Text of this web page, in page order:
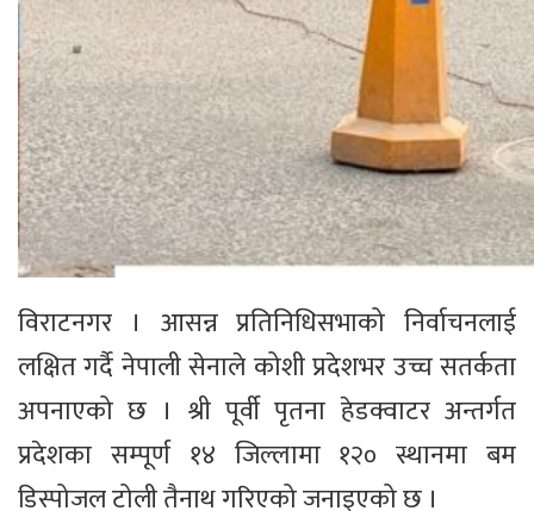
विराटनगर । आसन्न प्रतिनिधिसभाको निर्वाचनलाई
लक्षित गर्दै नेपाली सेनाले कोशी प्रदेशभर उच्च सतर्कता
अपनाएको छ । श्री पूर्वी पृतना हेडक्वाटर अन्तर्गत
प्रदेशका सम्पूर्ण १४ जिल्लामा १२० स्थानमा बम
डिस्पोजल टोली तैनाथ गरिएको जनाइएको छ ।